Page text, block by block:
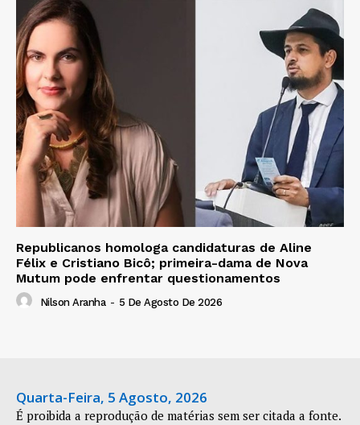
Republicanos homologa candidaturas de Aline
Félix e Cristiano Bicô; primeira-dama de Nova
Mutum pode enfrentar questionamentos
Nilson Aranha - 5 De Agosto De 2026
Quarta-Feira, 5 Agosto, 2026
É proibida a reprodução de matérias sem ser citada a fonte.